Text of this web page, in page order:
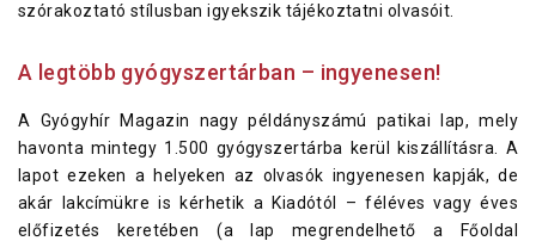
szórakoztató stílusban igyekszik tájékoztatni olvasóit.
A legtöbb gyógyszertárban – ingyenesen!
A Gyógyhír Magazin nagy példányszámú patikai lap, mely
havonta mintegy 1.500 gyógyszertárba kerül kiszállításra. A
lapot ezeken a helyeken az olvasók ingyenesen kapják, de
akár lakcímükre is kérhetik a Kiadótól – féléves vagy éves
előfizetés keretében (a lap megrendelhető a Főoldal